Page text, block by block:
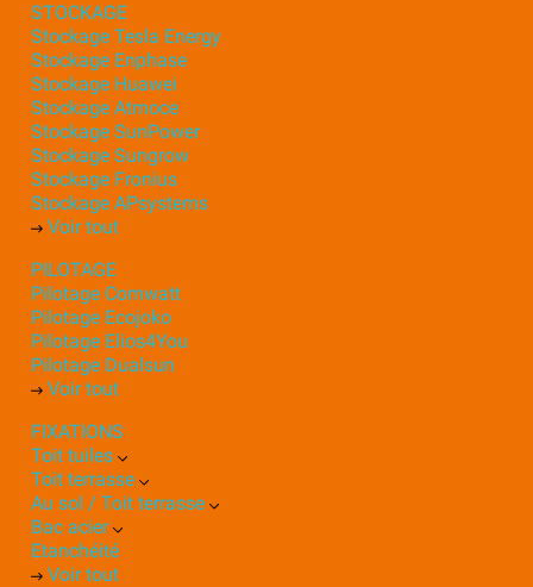
STOCKAGE
Stockage Tesla Energy
Stockage Enphase
Stockage Huawei
Stockage Atmoce
Stockage SunPower
Stockage Sungrow
Stockage Fronius
Stockage APsystems
Voir tout
PILOTAGE
Pilotage Comwatt
Pilotage Ecojoko
Pilotage Elios4You
Pilotage Dualsun
Voir tout
FIXATIONS
Toit tuiles
Toit terrasse
Au sol / Toit terrasse
Bac acier
Etanchéité
Voir tout